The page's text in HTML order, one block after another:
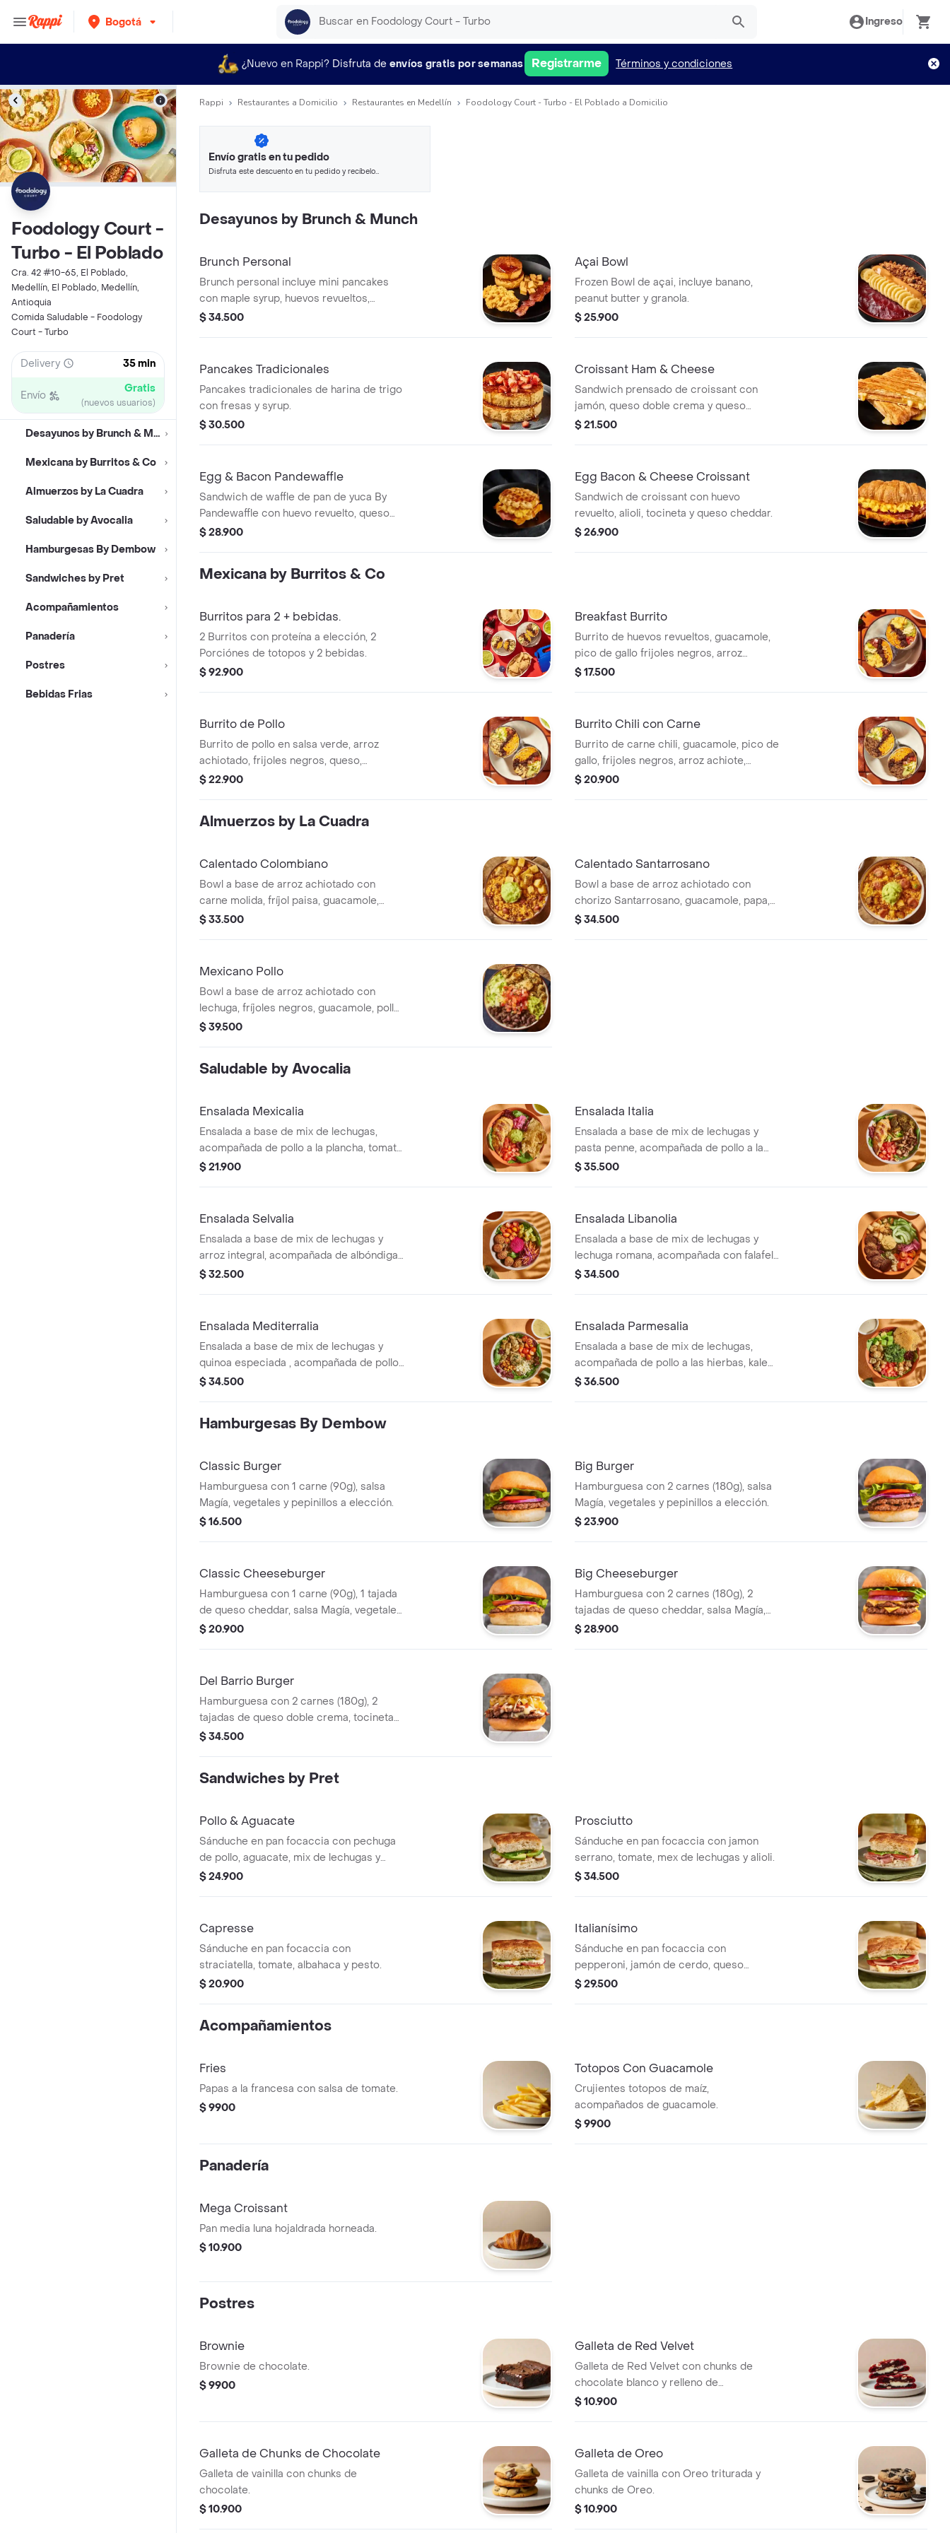
Bogotá Ingreso
¿Nuevo en Rappi? Disfruta de envíos gratis por semanas Registrarme Términos y condiciones
Foodology Court -
Turbo - El Poblado
Cra. 42 #10-65, El Poblado,
Medellín, El Poblado, Medellín,
Antioquia
Comida Saludable - Foodology
Court - Turbo
Delivery 35 min
Envío Gratis
(nuevos usuarios)
Desayunos by Brunch & Munch
Mexicana by Burritos & Co
Almuerzos by La Cuadra
Saludable by Avocalia
Hamburgesas By Dembow
Sandwiches by Pret
Acompañamientos
Panadería
Postres
Bebidas Frias
Rappi Restaurantes a Domicilio Restaurantes en Medellín Foodology Court - Turbo - El Poblado a Domicilio
Envío gratis en tu pedido
Disfruta este descuento en tu pedido y recíbelo
Desayunos by Brunch & Munch
Brunch Personal
Brunch personal incluye mini pancakes
con maple syrup, huevos revueltos,
tocineta crocante y porción de papas
$ 34.500
Açai Bowl
Frozen Bowl de açai, incluye banano,
peanut butter y granola.
$ 25.900
Pancakes Tradicionales
Pancakes tradicionales de harina de trigo
con fresas y syrup.
$ 30.500
Croissant Ham & Cheese
Sandwich prensado de croissant con
jamón, queso doble crema y queso
cheddar.
$ 21.500
Egg & Bacon Pandewaffle
Sandwich de waffle de pan de yuca By
Pandewaffle con huevo revuelto, queso
cheddar, tocineta crocante y maple syrup.
$ 28.900
Egg Bacon & Cheese Croissant
Sandwich de croissant con huevo
revuelto, alioli, tocineta y queso cheddar.
$ 26.900
Mexicana by Burritos & Co
Burritos para 2 + bebidas.
2 Burritos con proteína a elección, 2
Porciónes de totopos y 2 bebidas.
$ 92.900
Breakfast Burrito
Burrito de huevos revueltos, guacamole,
pico de gallo frijoles negros, arroz
achiote, lechuga, queso y salsa verde
$ 17.500
Burrito de Pollo
Burrito de pollo en salsa verde, arroz
achiotado, frijoles negros, queso,
guacamole, pico de gallo, lechuga y salsa
$ 22.900
Burrito Chili con Carne
Burrito de carne chili, guacamole, pico de
gallo, frijoles negros, arroz achiote,
lechuga, queso y salsa verde Burritos &
$ 20.900
Almuerzos by La Cuadra
Calentado Colombiano
Bowl a base de arroz achiotado con
carne molida, fríjol paisa, guacamole,
papa y un toque de cilantro.
$ 33.500
Calentado Santarrosano
Bowl a base de arroz achiotado con
chorizo Santarrosano, guacamole, papa,
madurito y un toque de cilantro.
$ 34.500
Mexicano Pollo
Bowl a base de arroz achiotado con
lechuga, fríjoles negros, guacamole, pollo
a las hierbas y pico de gallo.
$ 39.500
Saludable by Avocalia
Ensalada Mexicalia
Ensalada a base de mix de lechugas,
acompañada de pollo a la plancha, tomate
chonto, cebolla encurtida con trocitos de
$ 21.900
Ensalada Italia
Ensalada a base de mix de lechugas y
pasta penne, acompañada de pollo a la
plancha, brócoli rostizado, tomate chonto
$ 35.500
Ensalada Selvalia
Ensalada a base de mix de lechugas y
arroz integral, acompañada de albóndigas
de berenjena (5 unds), tomate cherry, mix
Balsámica
$ 32.500
Ensalada Libanolia
Ensalada a base de mix de lechugas y
lechuga romana, acompañada con falafel
(5 unds), hummus de garbanzo, queso
jalapeño. Recomendada con vinagreta
$ 34.500
Ensalada Mediterralia
Ensalada a base de mix de lechugas y
quinoa especiada , acompañada de pollo
a las hierbas, tomate cherry, queso feta,
Mediterránea.
$ 34.500
Ensalada Parmesalia
Ensalada a base de mix de lechugas,
acompañada de pollo a las hierbas, kale
picado, tomate chonto, aguacate, galletas
$ 36.500
Hamburgesas By Dembow
Classic Burger
Hamburguesa con 1 carne (90g), salsa
Magía, vegetales y pepinillos a elección.
$ 16.500
Big Burger
Hamburguesa con 2 carnes (180g), salsa
Magía, vegetales y pepinillos a elección.
$ 23.900
Classic Cheeseburger
Hamburguesa con 1 carne (90g), 1 tajada
de queso cheddar, salsa Magía, vegetales
y pepinillos a elección.
$ 20.900
Big Cheeseburger
Hamburguesa con 2 carnes (180g), 2
tajadas de queso cheddar, salsa Magía,
vegetales y pepinillos a elección.
$ 28.900
Del Barrio Burger
Hamburguesa con 2 carnes (180g), 2
tajadas de queso doble crema, tocineta
crocante, piña, papitas fósforito y salsa
$ 34.500
Sandwiches by Pret
Pollo & Aguacate
Sánduche en pan focaccia con pechuga
de pollo, aguacate, mix de lechugas y
alioli.
$ 24.900
Prosciutto
Sánduche en pan focaccia con jamon
serrano, tomate, mex de lechugas y alioli.
$ 34.500
Capresse
Sánduche en pan focaccia con
straciatella, tomate, albahaca y pesto.
$ 20.900
Italianísimo
Sánduche en pan focaccia con
pepperoni, jamón de cerdo, queso
mozzarella, tomate, lechuga y alioli.
$ 29.500
Acompañamientos
Fries
Papas a la francesa con salsa de tomate.
$ 9900
Totopos Con Guacamole
Crujientes totopos de maíz,
acompañados de guacamole.
$ 9900
Panadería
Mega Croissant
Pan media luna hojaldrada horneada.
$ 10.900
Postres
Brownie
Brownie de chocolate.
$ 9900
Galleta de Red Velvet
Galleta de Red Velvet con chunks de
chocolate blanco y relleno de
Cheesecake.
$ 10.900
Galleta de Chunks de Chocolate
Galleta de vainilla con chunks de
chocolate.
$ 10.900
Galleta de Oreo
Galleta de vainilla con Oreo triturada y
chunks de Oreo.
$ 10.900